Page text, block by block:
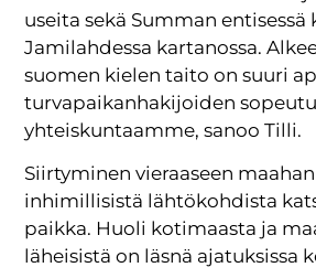
useita sekä Summan entisessä
Jamilahdessa kartanossa.
suomen kielen taito on suuri
turvapaikanhakijoiden
yhteiskuntaamme, sanoo Tilli.
Siirtyminen vieraaseen
inhimillisistä lähtökohdista
paikka. Huoli kotimaasta ja
läheisistä on läsnä ajatuksissa